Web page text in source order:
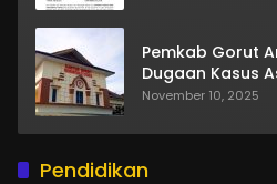
Pemkab Gorut
Dugaan Kasus
November 10, 2025
Pendidikan